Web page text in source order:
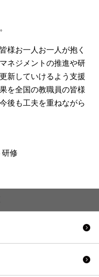
様お一人お一人が抱く
ネジメントの推進や研
新していけるよう支援
を全国の教職員の皆様
後も工夫を重ねながら
研修